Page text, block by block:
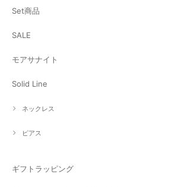
Set商品
SALE
モアサナイト
Solid Line
ネックレス
ピアス
ギフトラッピング